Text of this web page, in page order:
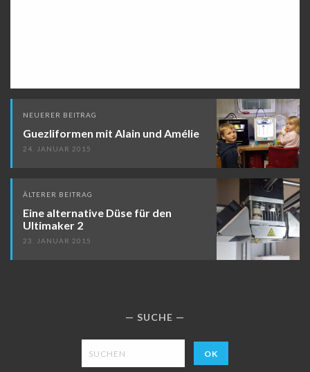
Beitragsnavigation
NEUERER BEITRAG
Guezliformen mit Alain und Amélie
24. JANUAR 2015
ÄLTERER BEITRAG
Eine alternative Düse für den
Ultimaker 2
23. JANUAR 2015
SUCHE